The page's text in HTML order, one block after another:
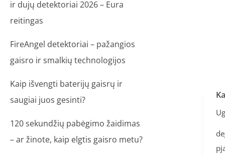
ir dujų detektoriai 2026 – Eura
reitingas
FireAngel detektoriai – pažangios
gaisro ir smalkių technologijos
Kaip išvengti baterijų gaisrų ir
saugiai juos gesinti?
120 sekundžių pabėgimo žaidimas
– ar žinote, kaip elgtis gaisro metu?